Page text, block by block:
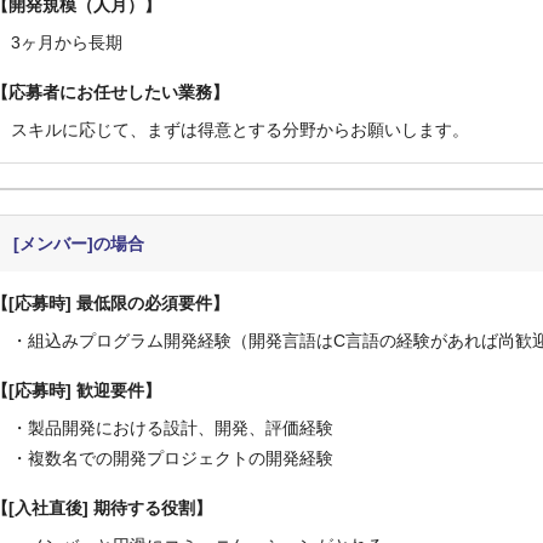
開発規模（人月）
3ヶ月から長期
応募者にお任せしたい業務
スキルに応じて、まずは得意とする分野からお願いします。
[メンバー]の場合
[応募時] 最低限の必須要件
・組込みプログラム開発経験（開発言語はC言語の経験があれば尚歓
[応募時] 歓迎要件
・製品開発における設計、開発、評価経験
・複数名での開発プロジェクトの開発経験
[入社直後] 期待する役割